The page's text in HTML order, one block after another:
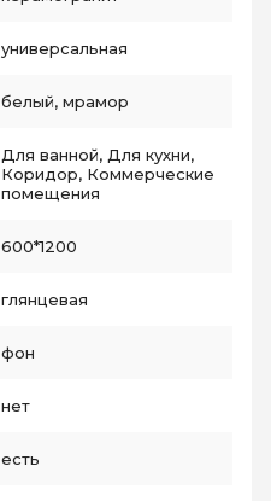
универсальная
белый, мрамор
Для ванной, Для кухни,
Коридор, Коммерческие
помещения
600*1200
глянцевая
фон
нет
есть